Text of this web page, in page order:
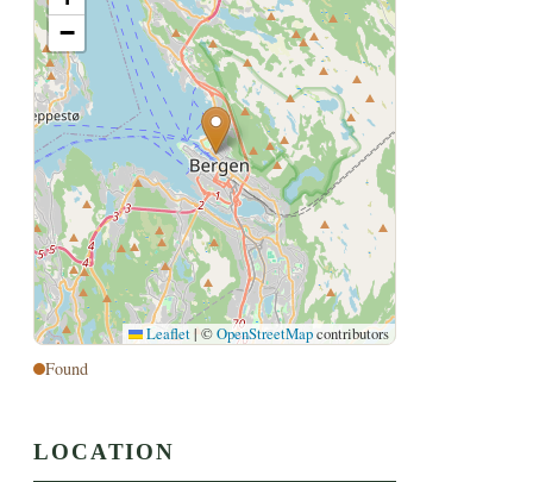
−
Leaflet | ©OpenStreetMapcontributors
Found
LOCATION